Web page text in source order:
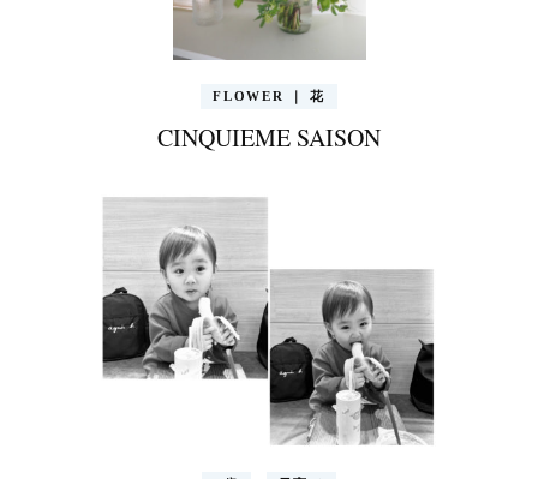
FLOWER ｜ 花
CINQUIEME SAISON